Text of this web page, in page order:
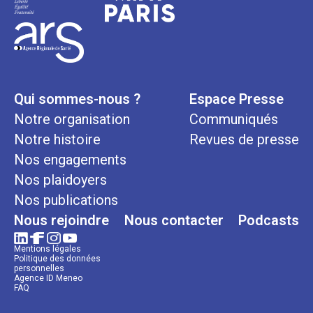
Qui sommes-nous ?
Notre organisation
Notre histoire
Nos engagements
Nos plaidoyers
Nos publications
Espace Presse
Communiqués
Revues de presse
Nous rejoindre Nous contacter Podcasts
Mentions légales
Politique des données
personnelles
Agence ID Meneo
FAQ